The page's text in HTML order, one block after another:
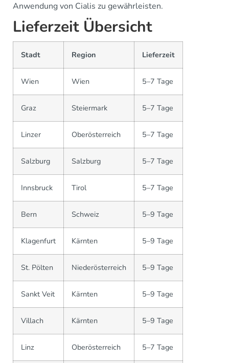
Anwendung von Cialis zu gewährleisten.
Lieferzeit Übersicht
Stadt Region Lieferzeit
Wien Wien 5–7 Tage
Graz Steiermark 5–7 Tage
Linzer Oberösterreich 5–7 Tage
Salzburg Salzburg 5–7 Tage
Innsbruck Tirol 5–7 Tage
Bern Schweiz 5–9 Tage
Klagenfurt Kärnten 5–9 Tage
St. Pölten Niederösterreich 5–9 Tage
Sankt Veit Kärnten 5–9 Tage
Villach Kärnten 5–9 Tage
Linz Oberösterreich 5–7 Tage